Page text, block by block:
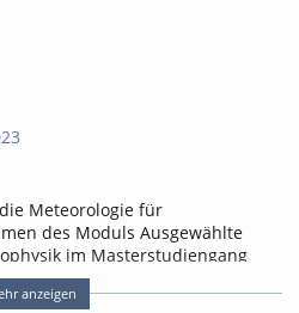
Meteorologie für
des Moduls Ausgewählte
im Masterstudiengang
der irdischen
die Bedeutung des Wassers in
anzeigen